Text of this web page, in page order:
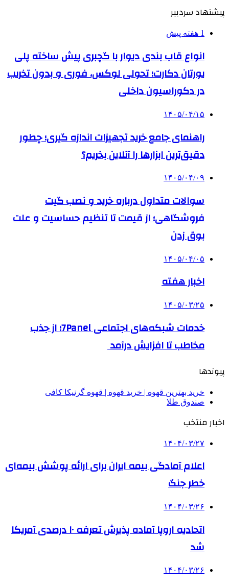
پیشنهاد سردبیر
1 هفته پیش
انواع قاب بندی دیوار با گچبری پیش ساخته پلی
یورتان دکارت؛ تحولی لوکس، فوری و بدون تخریب
در دکوراسیون داخلی
۱۴۰۵/۰۴/۱۵
راهنمای جامع خرید تجهیزات اندازه گیری؛ چطور
دقیق‌ترین ابزارها را آنلاین بخریم؟
۱۴۰۵/۰۴/۰۹
سوالات متداول درباره خرید و نصب گیت
فروشگاهی؛ از قیمت تا تنظیم حساسیت و علت
بوق زدن
۱۴۰۵/۰۴/۰۵
اخبار هفته
۱۴۰۵/۰۳/۲۵
خدمات شبکه‌های اجتماعی 7Panel؛ از جذب
مخاطب تا افزایش درآمد
پیوندها
خرید بهترین قهوه | خرید قهوه | قهوه گرنیکا کافی
صندوق طلا
اخبار منتخب
۱۴۰۴/۰۳/۲۷
اعلام آمادگی بیمه ایران برای ارائه پوشش بیمه‌ای
خطر جنگ
۱۴۰۴/۰۳/۲۶
اتحادیه اروپا آماده پذیرش تعرفه ۱۰ درصدی آمریکا
شد
۱۴۰۴/۰۳/۲۶